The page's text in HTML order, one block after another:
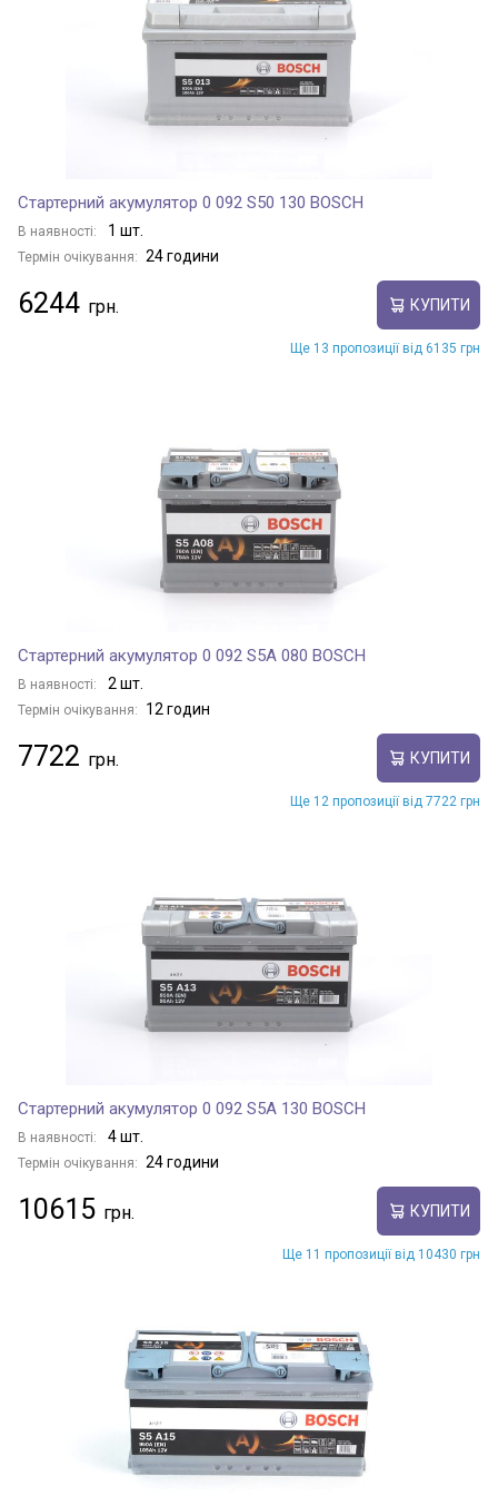
Стартерний акумулятор 0 092 S50 130 BOSCH
В наявності: 1 шт.
Термін очікування: 24 години
6244 КУПИТИ
Ще 13 пропозиції від 6135 грн
Стартерний акумулятор 0 092 S5A 080 BOSCH
В наявності: 2 шт.
Термін очікування: 12 годин
7722 КУПИТИ
Ще 12 пропозиції від 7722 грн
Стартерний акумулятор 0 092 S5A 130 BOSCH
В наявності: 4 шт.
Термін очікування: 24 години
10615 КУПИТИ
Ще 11 пропозиції від 10430 грн